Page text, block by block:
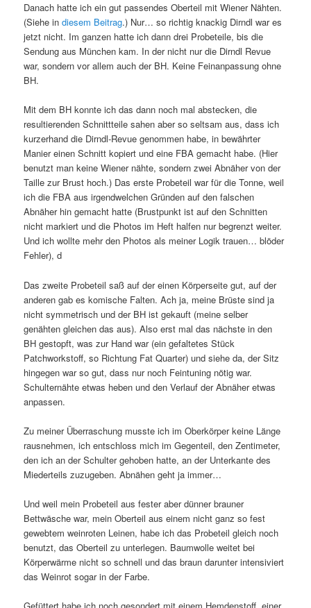
Danach hatte ich ein gut passendes Oberteil mit Wiener Nähten.
(Siehe indiesem Beitrag.) Nur… so richtig knackig Dirndl war es
jetzt nicht. Im ganzen hatte ich dann drei Probeteile, bis die
Sendung aus München kam. In der nicht nur die Dirndl Revue
war, sondern vor allem auch der BH. Keine Feinanpassung ohne
BH.
Mit dem BH konnte ich das dann noch mal abstecken, die
resultierenden Schnittteile sahen aber so seltsam aus, dass ich
kurzerhand die Dirndl-Revue genommen habe, in bewährter
Manier einen Schnitt kopiert und eine FBA gemacht habe. (Hier
benutzt man keine Wiener nähte, sondern zwei Abnäher von der
Taille zur Brust hoch.) Das erste Probeteil war für die Tonne, weil
ich die FBA aus irgendwelchen Gründen auf den falschen
Abnäher hin gemacht hatte (Brustpunkt ist auf den Schnitten
nicht markiert und die Photos im Heft halfen nur begrenzt weiter.
Und ich wollte mehr den Photos als meiner Logik trauen… blöder
Fehler), d
Das zweite Probeteil saß auf der einen Körperseite gut, auf der
anderen gab es komische Falten. Ach ja, meine Brüste sind ja
nicht symmetrisch und der BH ist gekauft (meine selber
genähten gleichen das aus). Also erst mal das nächste in den
BH gestopft, was zur Hand war (ein gefaltetes Stück
Patchworkstoff, so Richtung Fat Quarter) und siehe da, der Sitz
hingegen war so gut, dass nur noch Feintuning nötig war.
Schulternähte etwas heben und den Verlauf der Abnäher etwas
anpassen.
Zu meiner Überraschung musste ich im Oberkörper keine Länge
rausnehmen, ich entschloss mich im Gegenteil, den Zentimeter,
den ich an der Schulter gehoben hatte, an der Unterkante des
Miederteils zuzugeben. Abnähen geht ja immer…
Und weil mein Probeteil aus fester aber dünner brauner
Bettwäsche war, mein Oberteil aus einem nicht ganz so fest
gewebtem weinroten Leinen, habe ich das Probeteil gleich noch
benutzt, das Oberteil zu unterlegen. Baumwolle weitet bei
Körperwärme nicht so schnell und das braun darunter intensiviert
das Weinrot sogar in der Farbe.